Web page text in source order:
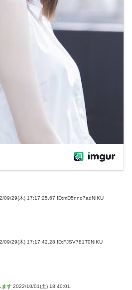
09/29(木) 17:17:25.67 ID:mD5nno7adNIKU
09/29(木) 17:17:42.28 ID:FJSV781T0NIKU
ます 2022/10/01(土) 18:40:01